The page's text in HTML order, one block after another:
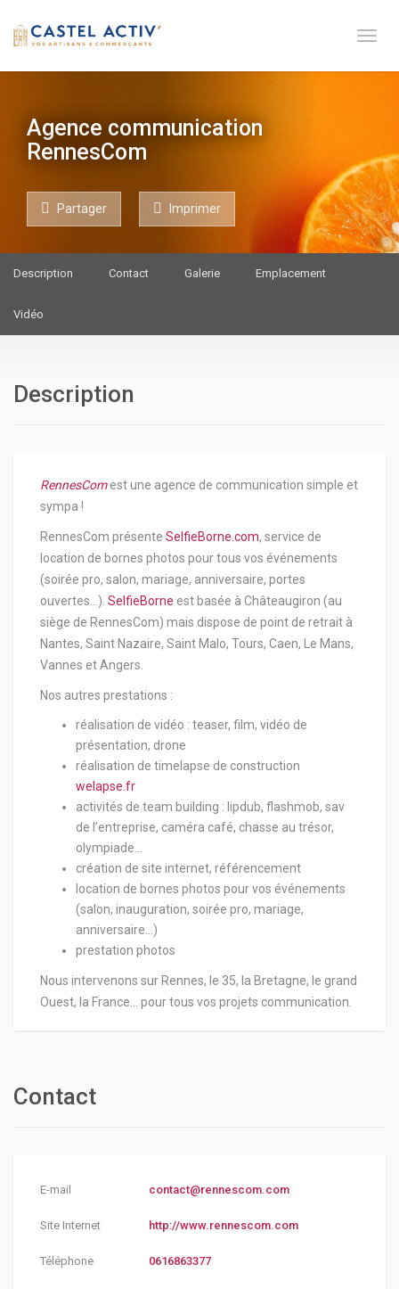
Toge
Agence communication
RennesCom
Partager Imprimer
Description Contact Galerie Emplacement
Vidéo
Description
RennesComest une agence de communication simple et
sympa !
RennesCom présente SelfieBorne.com, service de
location de bornes photos pour tous vos événements
(soirée pro, salon, mariage, anniversaire, portes
ouvertes…). SelfieBorne est basée à Châteaugiron (au
siège de RennesCom) mais dispose de point de retrait à
Nantes, Saint Nazaire, Saint Malo, Tours, Caen, Le Mans,
Vannes et Angers.
Nos autres prestations :
réalisation de vidéo : teaser, film, vidéo de
présentation, drone
réalisation de timelapse de construction
welapse.fr
activités de team building : lipdub, flashmob, sav
de l’entreprise, caméra café, chasse au trésor,
olympiade…
création de site internet, référencement
location de bornes photos pour vos événements
(salon, inauguration, soirée pro, mariage,
anniversaire…)
prestation photos
Nous intervenons sur Rennes, le 35, la Bretagne, le grand
Ouest, la France… pour tous vos projets communication.
Contact
E-mail contact@rennescom.com
Site Internet http://www.rennescom.com
Téléphone 0616863377